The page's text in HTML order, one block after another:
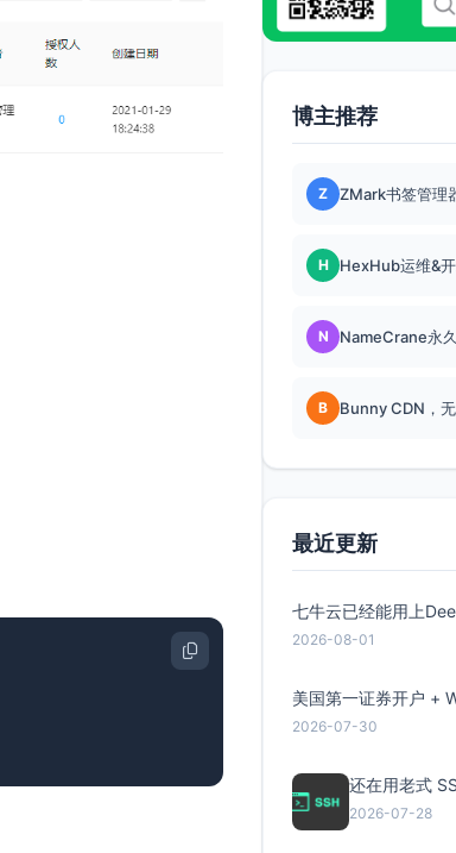
博主推荐
Z ZMark书签管理
H HexHub运维&
N NameCrane永
B Bunny CDN，
最近更新
2026-08-01
2026-07-30
2026-07-28